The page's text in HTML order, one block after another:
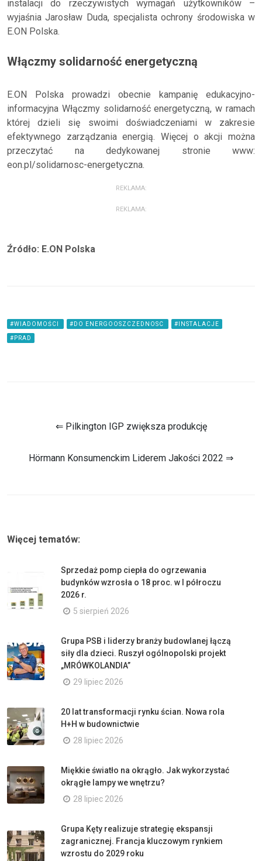
instalacji do rzeczywistych wymagań użytkowników –
wyjaśnia Jarosław Duda, specjalista ochrony środowiska w
E.ON Polska.
Włączmy solidarność energetyczną
E.ON Polska prowadzi obecnie kampanię edukacyjno-
informacyjna Włączmy solidarność energetyczną, w ramach
której dzieli się swoimi doświadczeniami w zakresie
efektywnego zarządzania energią. Więcej o akcji można
przeczytać na dedykowanej stronie www:
eon.pl/solidarnosc-energetyczna.
REKLAMA:
REKLAMA:
Źródło: E.ON Polska
#WIADOMOŚCI #DO ENERGOOSZCZEDNOSC #INSTALACJE
#PRAD
⇐ Pilkington IGP zwiększa produkcję
Hörmann Konsumenckim Liderem Jakości 2022 ⇒
Więcej tematów:
Sprzedaż pomp ciepła do ogrzewania
budynków wzrosła o 18 proc. w I półroczu
2026 r.
5 sierpień 2026
Grupa PSB i liderzy branży budowlanej łączą
siły dla dzieci. Ruszył ogólnopolski projekt
„MRÓWKOLANDIA”
29 lipiec 2026
20 lat transformacji rynku ścian. Nowa rola
H+H w budownictwie
28 lipiec 2026
Miękkie światło na okrągło. Jak wykorzystać
okrągłe lampy we wnętrzu?
28 lipiec 2026
Grupa Kęty realizuje strategię ekspansji
zagranicznej. Francja kluczowym rynkiem
wzrostu do 2029 roku